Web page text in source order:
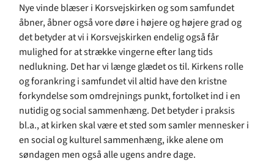
Nye vinde blæser i Korsvejskirken og som samfundet
åbner, åbner også vore døre i højere og højere grad og
det betyder at vi i Korsvejskirken endelig også får
mulighed for at strække vingerne efter lang tids
nedlukning. Det har vi længe glædet os til. Kirkens rolle
og forankring i samfundet vil altid have den kristne
forkyndelse som omdrejnings punkt, fortolket ind i en
nutidig og social sammenhæng. Det betyder i praksis
bl.a., at kirken skal være et sted som samler mennesker i
en social og kulturel sammenhæng, ikke alene om
søndagen men også alle ugens andre dage.